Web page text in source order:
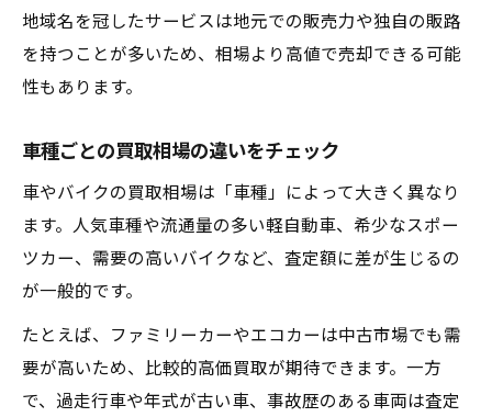
地域名を冠したサービスは地元での販売力や独自の販路
を持つことが多いため、相場より高値で売却できる可能
性もあります。
車種ごとの買取相場の違いをチェック
車やバイクの買取相場は「車種」によって大きく異なり
ます。人気車種や流通量の多い軽自動車、希少なスポー
ツカー、需要の高いバイクなど、査定額に差が生じるの
が一般的です。
たとえば、ファミリーカーやエコカーは中古市場でも需
要が高いため、比較的高価買取が期待できます。一方
で、過走行車や年式が古い車、事故歴のある車両は査定